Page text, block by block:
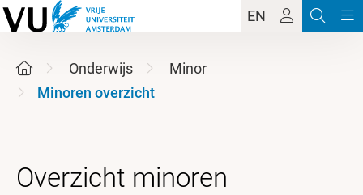
EN
Onderwijs
Minor
Minoren overzicht